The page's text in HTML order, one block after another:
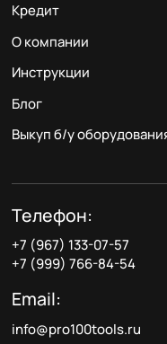
Кредит
О компании
Инструкции
Блог
Выкуп б/у
Телефон:
+7 (967) 133-07-57
+7 (999) 766-84-54
Email:
info@pro100tools.ru